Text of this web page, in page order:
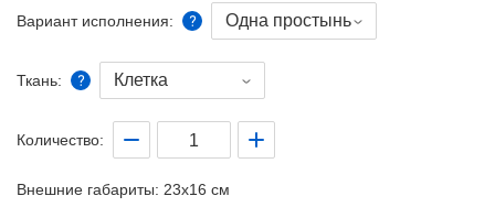
Вариант исполнения: Одна простынь
Ткань: Клетка
Количество:
Внешние габариты: 23x16 см